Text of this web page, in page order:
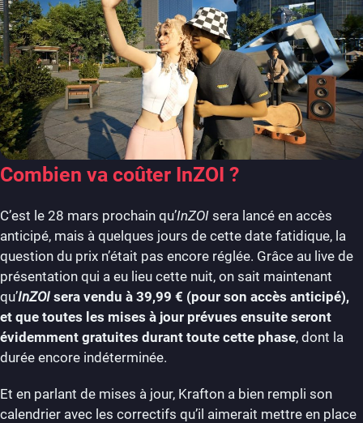
Combien va coûter InZOI ?
C’est le 28 mars prochain qu’InZOI sera lancé en accès
anticipé, mais à quelques jours de cette date fatidique, la
question du prix n’était pas encore réglée. Grâce au live de
présentation qui a eu lieu cette nuit, on sait maintenant
qu’InZOI sera vendu à 39,99 € (pour son accès anticipé),
et que toutes les mises à jour prévues ensuite seront
évidemment gratuites durant toute cette phase, dont la
durée encore indéterminée.
Et en parlant de mises à jour, Krafton a bien rempli son
calendrier avec les correctifs qu’il aimerait mettre en place